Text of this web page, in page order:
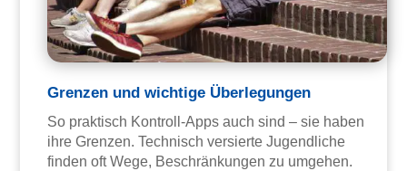
Grenzen und wichtige Überlegungen
So praktisch Kontroll-Apps auch sind – sie haben
ihre Grenzen. Technisch versierte Jugendliche
finden oft Wege, Beschränkungen zu umgehen.